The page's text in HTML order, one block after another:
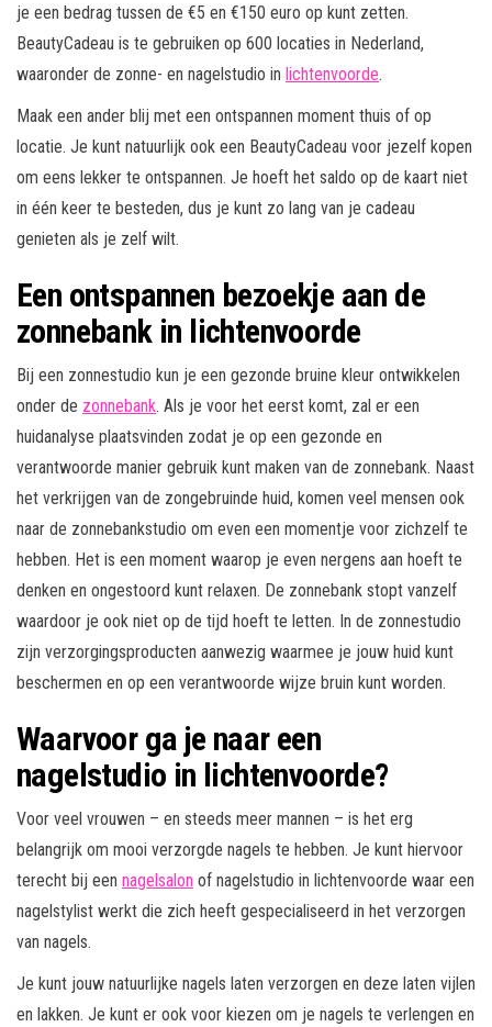
je een bedrag tussen de €5 en €150 euro op kunt zetten.
BeautyCadeau is te gebruiken op 600 locaties in Nederland,
waaronder de zonne- en nagelstudio in lichtenvoorde.
Maak een ander blij met een ontspannen moment thuis of op
locatie. Je kunt natuurlijk ook een BeautyCadeau voor jezelf kopen
om eens lekker te ontspannen. Je hoeft het saldo op de kaart niet
in één keer te besteden, dus je kunt zo lang van je cadeau
genieten als je zelf wilt.
Een ontspannen bezoekje aan de
zonnebank in lichtenvoorde
Bij een zonnestudio kun je een gezonde bruine kleur ontwikkelen
onder de zonnebank. Als je voor het eerst komt, zal er een
huidanalyse plaatsvinden zodat je op een gezonde en
verantwoorde manier gebruik kunt maken van de zonnebank. Naast
het verkrijgen van de zongebruinde huid, komen veel mensen ook
naar de zonnebankstudio om even een momentje voor zichzelf te
hebben. Het is een moment waarop je even nergens aan hoeft te
denken en ongestoord kunt relaxen. De zonnebank stopt vanzelf
waardoor je ook niet op de tijd hoeft te letten. In de zonnestudio
zijn verzorgingsproducten aanwezig waarmee je jouw huid kunt
beschermen en op een verantwoorde wijze bruin kunt worden.
Waarvoor ga je naar een
nagelstudio in lichtenvoorde?
Voor veel vrouwen – en steeds meer mannen – is het erg
belangrijk om mooi verzorgde nagels te hebben. Je kunt hiervoor
terecht bij een nagelsalon of nagelstudio in lichtenvoorde waar een
nagelstylist werkt die zich heeft gespecialiseerd in het verzorgen
van nagels.
Je kunt jouw natuurlijke nagels laten verzorgen en deze laten vijlen
en lakken. Je kunt er ook voor kiezen om je nagels te verlengen en